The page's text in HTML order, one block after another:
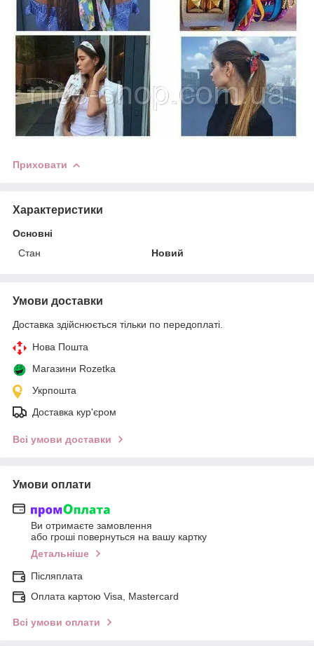
Приховати
Характеристики
Основні
Стан
Новий
Умови доставки
Доставка здійснюється тільки по передоплаті.
Нова Пошта
Магазини Rozetka
Укрпошта
Доставка кур'єром
Всі умови доставки
Умови оплати
Ви отримаєте замовлення
або гроші повернуться на вашу картку
Детальніше
Післяплата
Оплата картою Visa, Mastercard
Всі умови оплати